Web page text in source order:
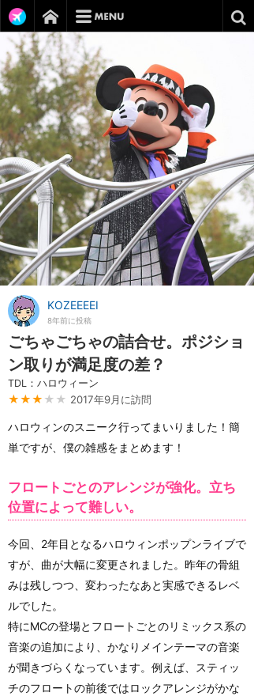
KOZEEEEI
8年前に投稿
ごちゃごちゃの詰合せ。ポジショ
ン取りが満足度の差？
TDL：ハロウィーン
★★★ ★★ 2017年9月に訪問
ハロウィンのスニーク行ってまいりました！簡
単ですが、僕の雑感をまとめます！
フロートごとのアレンジが強化。立ち
位置によって難しい。
今回、2年目となるハロウィンポップンライブで
すが、曲が大幅に変更されました。昨年の骨組
みは残しつつ、変わったなあと実感できるレベ
ルでした。
特にMCの登場とフロートごとのリミックス系の
音楽の追加により、かなりメインテーマの音楽
が聞きづらくなっています。例えば、スティッ
チのフロートの前後ではロックアレンジがかな